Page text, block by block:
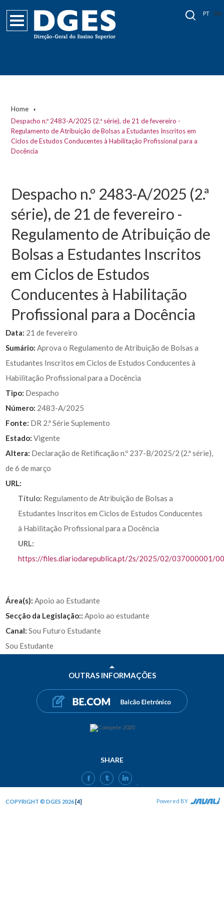
PT EN
Home
Despacho n.º 2483-A/2025 (2.ª série), de 21 de fevereiro -
Regulamento de Atribuição de Bolsas a Estudantes Inscritos em
Ciclos de Estudos Conducentes à Habilitação Profissional para a
Docência
Despacho n.º 2483-A/2025 (2.ª
série), de 21 de fevereiro -
Regulamento de Atribuição de
Bolsas a Estudantes Inscritos
em Ciclos de Estudos
Conducentes à Habilitação
Profissional para a Docência
Data: 21 de fevereiro
Sumário:Aprova o Regulamento de Atribuição de Bolsas a
Estudantes Inscritos em Ciclos de Estudos Conducentes à
Habilitação Profissional para a Docência
Tipo: Despacho
Número: 2483-A/2025
Fonte: DR 2.ª Série Suplemento
Estado:Vigente
Altera: Declaração de Retificação n.º 237-B/2025/2 (2.ª série),
de 6 de março
URL:
Título: Regulamento de Atribuição de Bolsas a
Estudantes Inscritos em Ciclos de Estudos Conducentes
à Habilitação Profissional para a Docência
URL:
https://files.diariodarepublica.pt/2s/2025/02/037000001/
Área(s):Apoio ao Estudante
Secção da Legislação::Apoio ao estudante
Canal:Sou Futuro Estudante
Sou Estudante
OUTRAS INFORMAÇÕES
SHARE
FACEBOOK
TWITTERLINKEDIN
COPYRIGHT © DGES 2026 [4] Powered BY